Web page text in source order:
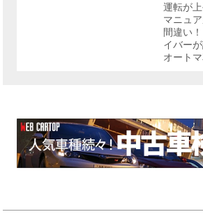
運転が
マニュ
間違い
イバー
オート